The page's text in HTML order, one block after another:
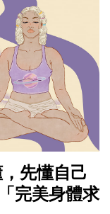
先懂自己
完美身體求